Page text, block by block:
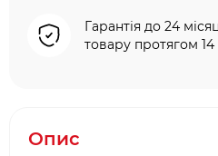
Гарантія до 24
товару протягом 14
Опис